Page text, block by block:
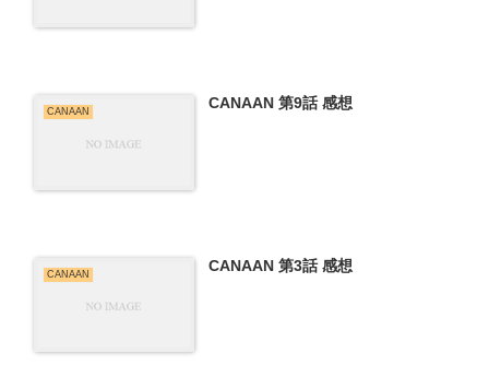
CANAAN CANAAN 第9話 感想
CANAAN CANAAN 第3話 感想